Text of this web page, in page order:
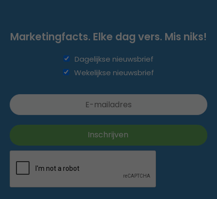
Marketingfacts. Elke dag vers. Mis niks!
Dagelijkse nieuwsbrief
Wekelijkse nieuwsbrief